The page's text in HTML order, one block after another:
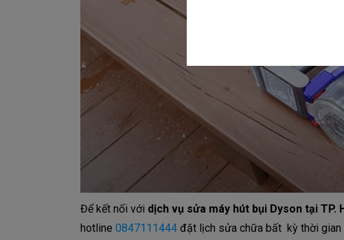
Để kết nối với dịch vụ sửa máy hút bụi Dyson tại TP.
hotline 0847111444 đặt lịch sửa chữa bất kỳ thời gian